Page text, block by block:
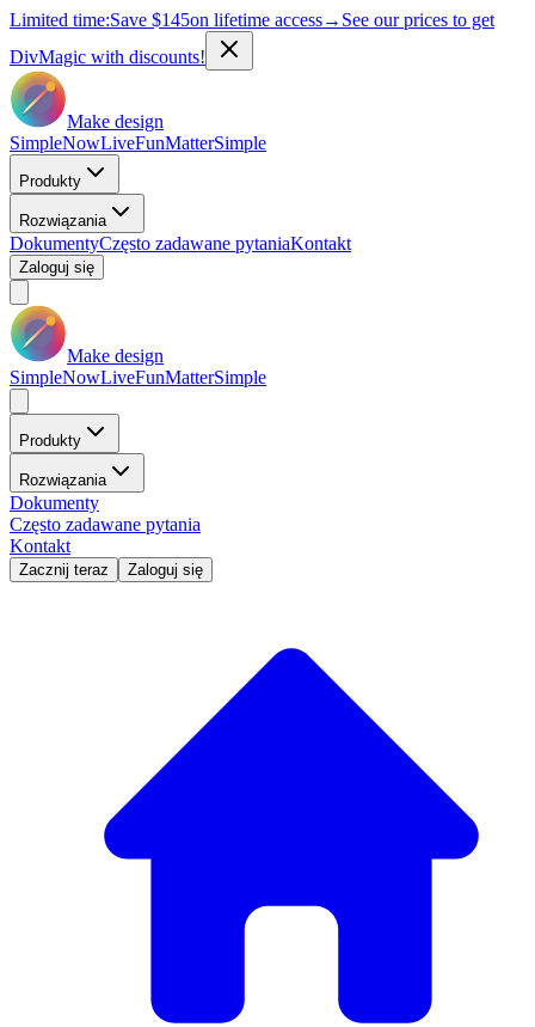
Limited time:Save $145on lifetime access→ See our prices to get
DivMagic with discounts!
Make design
SimpleNowLiveFunMatterSimple
Produkty
Rozwiązania
DokumentyCzęsto zadawane pytaniaKontakt
Zaloguj się
Make design
SimpleNowLiveFunMatterSimple
Produkty
Rozwiązania
Dokumenty
Często zadawane pytania
Kontakt
Zacznij teraz Zaloguj się